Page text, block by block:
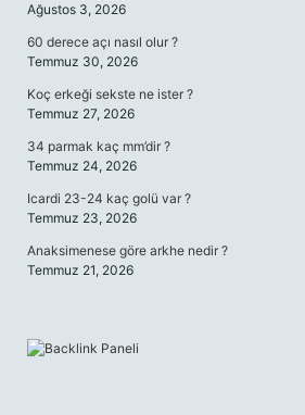
Ağustos 3, 2026
60 derece açı nasıl olur ?
Temmuz 30, 2026
Koç erkeği sekste ne ister ?
Temmuz 27, 2026
34 parmak kaç mm’dir ?
Temmuz 24, 2026
Icardi 23-24 kaç golü var ?
Temmuz 23, 2026
Anaksimenese göre arkhe nedir ?
Temmuz 21, 2026